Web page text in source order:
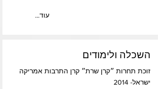
...עוד
השכלה ולימודים
זוכת תחרות ״קרן שרת״ קרן התרבות אמריקה
ישראל- 2014